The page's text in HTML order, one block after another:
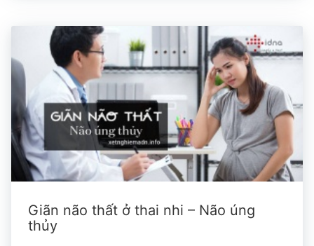
Giãn não thất ở thai nhi – Não úng
thủy